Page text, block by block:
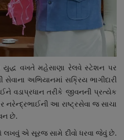
યુદ્ધ વખતે મહેસાણા રેલવે સ્ટેશન પર
અભિયાનમાં સક્રિય ભાગીદારી
વડાપ્રધાન તરીકે જીવનની પ્રત્યેક
નરેન્દ્રભાઈની આ રાષ્ટ્રસેવા જ સાચા
છે.
લખવું એ સૂરજ સામે દીવો ધરવા જેવું છે.